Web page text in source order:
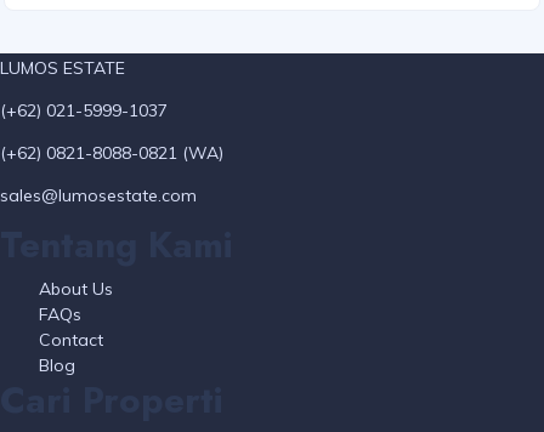
LUMOS ESTATE
(+62) 021-5999-1037
(+62) 0821-8088-0821 (WA)
sales@lumosestate.com
About Us
FAQs
Contact
Blog